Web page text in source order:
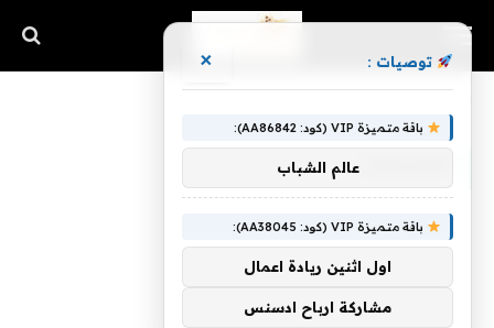
الحسابات
توصيات : ×
باقة متميزة VIP (كود: AA86842):
عالم الشباب
باقة متميزة VIP (كود: AA38045):
اول اثنين ريادة اعمال
مشاركة ارباح ادسنس